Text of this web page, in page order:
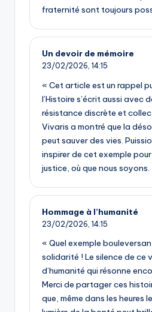
fraternité sont toujours
Un devoir de mémoire
23/02/2026, 14:15
« Cet article est un rappel
l’Histoire s’écrit aussi avec
résistance discrète et
Vivaris a montré que la
peut sauver des vies.
inspirer de cet exemple
justice, où que nous soyons.
Hommage à l’humanité
23/02/2026, 14:15
« Quel exemple
solidarité ! Le silence de ce
d’humanité qui résonne
Merci de partager ces
que, même dans les heures